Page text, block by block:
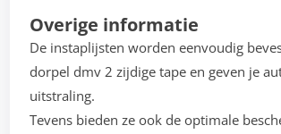
Overige informatie
De instaplijsten worden eenvoudig
dorpel dmv 2 zijdige tape en geven je
uitstraling.
Tevens bieden ze ook de optimale